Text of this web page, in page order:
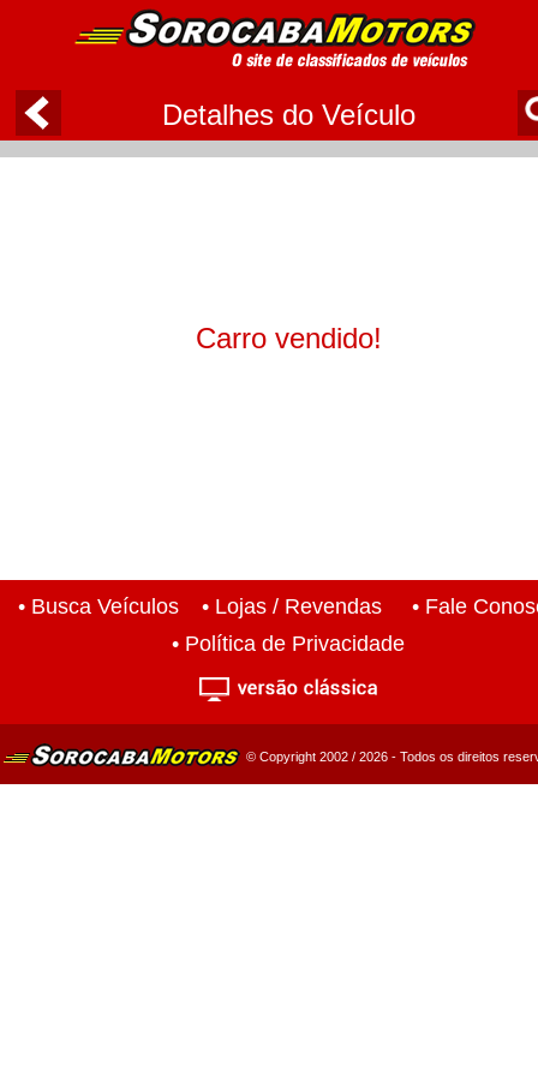
Detalhes do Veículo
Carro vendido!